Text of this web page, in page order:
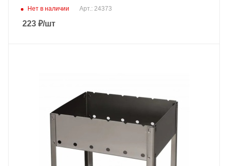
Нет в наличии Арт.: 24373
223 ₽/шт